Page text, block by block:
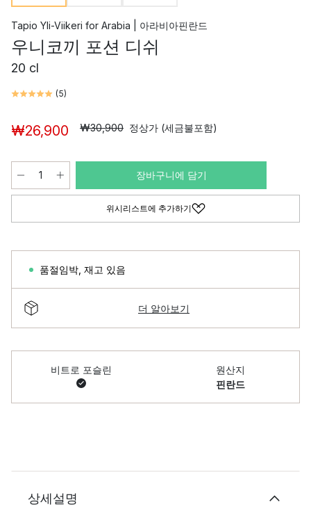
Tapio Yli-Viikeri for Arabia | 아라비아핀란드
우니코끼 포션 디쉬
20 cl
(5)
₩26,900 ₩30,900 정상가 (세금불포함)
장바구니에 담기
위시리스트에 추가하기
품절임박 재고 있음
더 알아보기
비트로 포슬린
원산지
핀란드
상세설명